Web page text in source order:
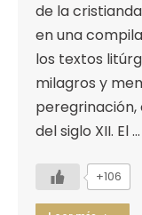
de la
en una
los textos
milagros y
del siglo XII. El …
+106